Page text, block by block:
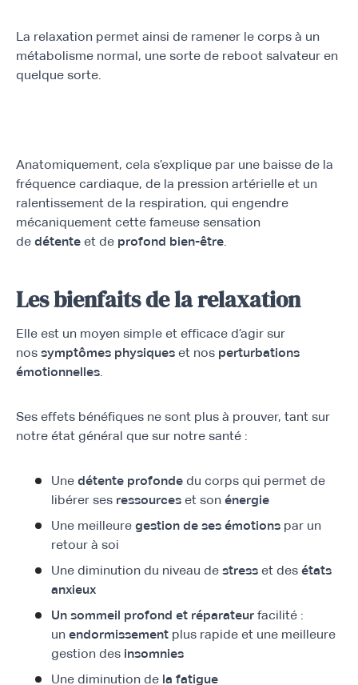
La relaxation permet ainsi de ramener le corps à un
métabolisme normal, une sorte de reboot salvateur en
quelque sorte.
Anatomiquement, cela s’explique par une baisse de la
fréquence cardiaque, de la pression artérielle et un
ralentissement de la respiration, qui engendre
mécaniquement cette fameuse sensation
de détente et de profond bien-être
Les bienfaits de la relaxation
Elle est un moyen simple et efficace d’agir sur
nos symptômes physiques et nos perturbations
émotionnelles.
Ses effets bénéfiques ne sont plus à prouver, tant sur
notre état général que sur notre santé :
Une détente profonde du corps qui permet de
libérer ses ressources et son énergie
Une meilleure gestion de ses émotions par un
retour à soi
Une diminution du niveau de stress et des états
anxieux
Un sommeil profond et réparateur facilité :
un endormissement plus rapide et une meilleure
gestion des insomnies
Une diminution de la fatigue